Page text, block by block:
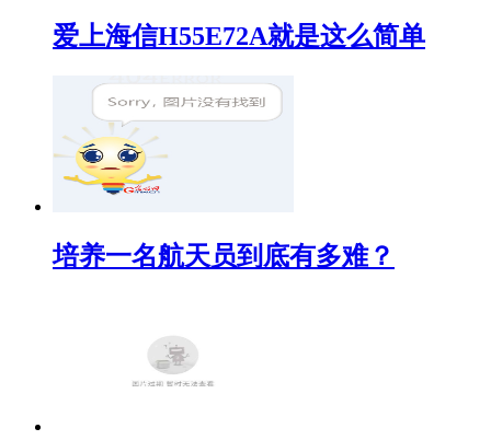
爱上海信H55E72A就是这么简单
培养一名航天员到底有多难？